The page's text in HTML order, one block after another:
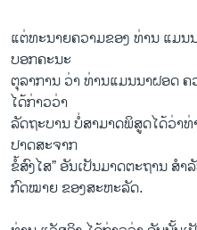
ແຕ່ທະນາຍຄວາມຂອງ ທ່ານ ແມນ
ບອກຄະນະ
ຕຸລາການ ວ່າ ທ່ານແມນນາຝອດ
ໄດ້ກ່າວວ່າ
ລັດຖະບານ ບໍ່ສາມາດພິສູດໄດ້ວ່າ
ປາດສະຈາກ
ຂໍ້ສົງໄສ” ອັນເປັນມາດຕະຖານ ສ
ກົດໝາຍ ຂອງສະຫະລັດ.